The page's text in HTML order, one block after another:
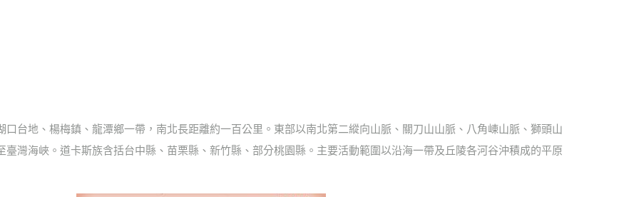
口台地、楊梅鎮、龍潭鄉一帶，南北長距離約一百公里。東部以南北第二縱向山脈、關刀山山脈、八角崠山脈、獅頭山
臺灣海峽。道卡斯族含括台中縣、苗栗縣、新竹縣、部分桃園縣。主要活動範圍以沿海一帶及丘陵各河谷沖積成的平原